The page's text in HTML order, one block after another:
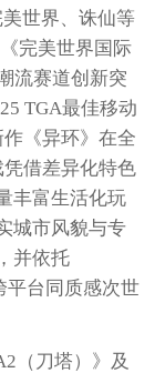
世界、诛仙等
完美世界国际
流赛道创新突
TGA最佳移动
《异环》在全
借差异化特色
丰富生活化玩
城市风貌与专
并依托
平台同质感次世
（刀塔）》及